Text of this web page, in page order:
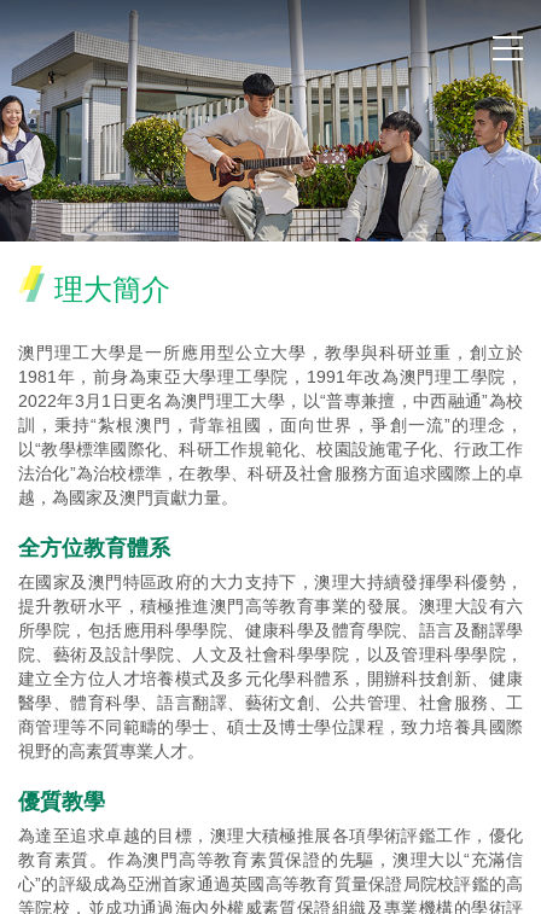
理大簡介
澳門理工大學是一所應用型公立大學，教學與科研並重，創立於
1981年，前身為東亞大學理工學院，1991年改為澳門理工學院，
2022年3月1日更名為澳門理工大學，以“普專兼擅，中西融通”為校
訓，秉持“紮根澳門，背靠祖國，面向世界，爭創一流”的理念，
以“教學標準國際化、科研工作規範化、校園設施電子化、行政工作
法治化”為治校標準，在教學、科研及社會服務方面追求國際上的卓
越，為國家及澳門貢獻力量。
全方位教育體系
在國家及澳門特區政府的大力支持下，澳理大持續發揮學科優勢，
提升教研水平，積極推進澳門高等教育事業的發展。澳理大設有六
所學院，包括應用科學學院、健康科學及體育學院、語言及翻譯學
院、藝術及設計學院、人文及社會科學學院，以及管理科學學院，
建立全方位人才培養模式及多元化學科體系，開辦科技創新、健康
醫學、體育科學、語言翻譯、藝術文創、公共管理、社會服務、工
商管理等不同範疇的學士、碩士及博士學位課程，致力培養具國際
視野的高素質專業人才。
優質教學
為達至追求卓越的目標，澳理大積極推展各項學術評鑑工作，優化
教育素質。作為澳門高等教育素質保證的先驅，澳理大以“充滿信
心”的評級成為亞洲首家通過英國高等教育質量保證局院校評鑑的高
等院校，並成功通過海內外權威素質保證組織及專業機構的學術評